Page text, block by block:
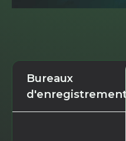
Bureaux
d'enregistrement